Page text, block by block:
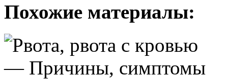
Похожие материалы: